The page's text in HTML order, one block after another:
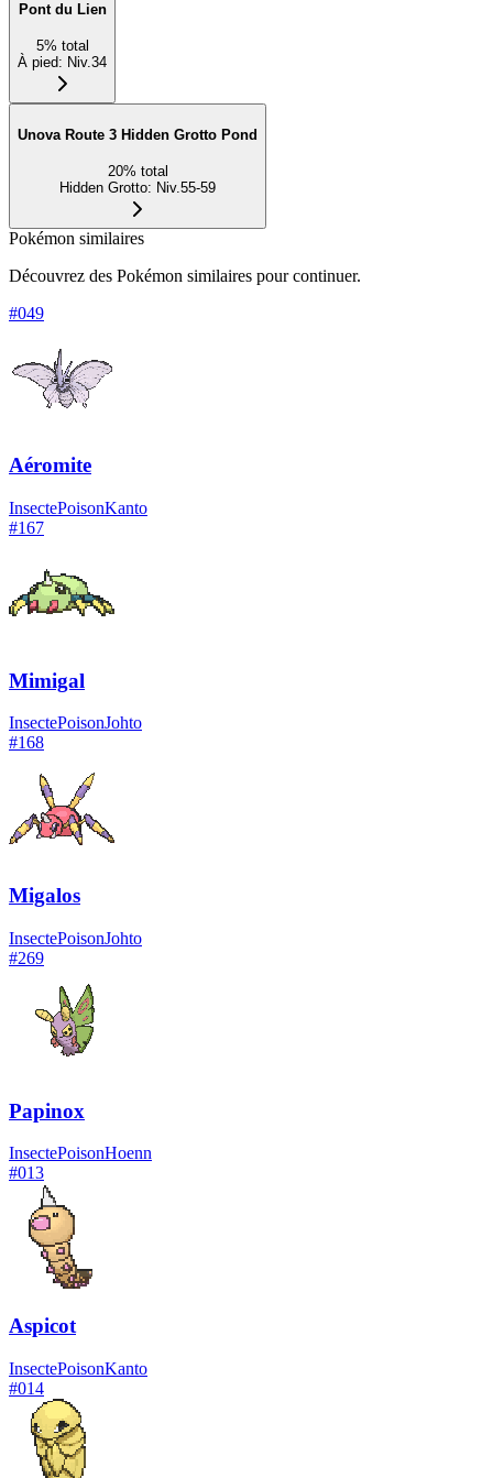
Pont du Lien
5% total
À pied: Niv.34
Unova Route 3 Hidden Grotto Pond
20% total
Hidden Grotto: Niv.55-59
Pokémon similaires
Découvrez des Pokémon similaires pour continuer.
#049
Aéromite
InsectePoisonKanto
#167
Mimigal
InsectePoisonJohto
#168
Migalos
InsectePoisonJohto
#269
Papinox
InsectePoisonHoenn
#013
Aspicot
InsectePoisonKanto
#014